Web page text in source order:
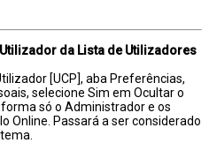
da Lista de Utilizadores
[UCP], aba Preferências,
selecione Sim em Ocultar o
só o Administrador e os
Online. Passará a ser considerado